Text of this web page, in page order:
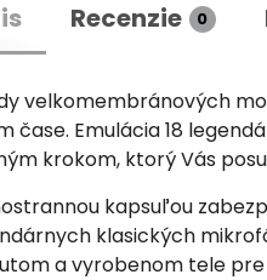
Recenzie 0
velkomembránových
Emulácia 18
krokom, ktorý Vás
kapsuľou
klasických
a vyrobenom tele